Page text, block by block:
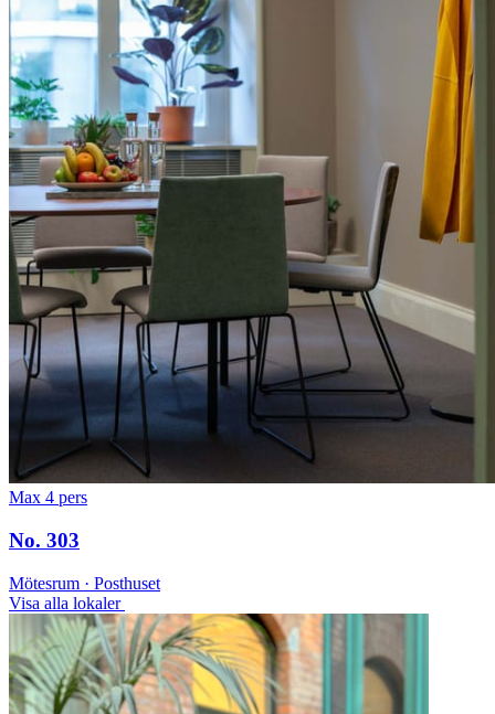
Max 4 pers
No. 303
Mötesrum · Posthuset
Visa alla lokaler